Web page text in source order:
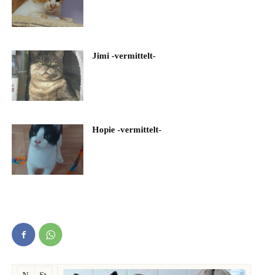
Jimi -vermittelt-
Hopie -vermittelt-